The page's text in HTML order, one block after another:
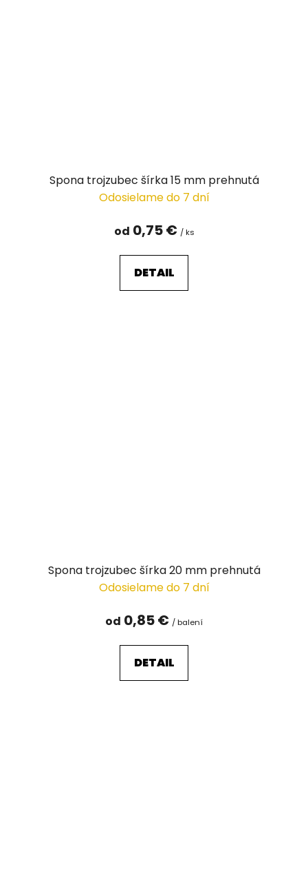
Spona trojzubec šírka 15 mm prehnutá
Odosielame do 7 dní
od 0,75 € / ks
DETAIL
Spona trojzubec šírka 20 mm prehnutá
Odosielame do 7 dní
od 0,85 € / balení
DETAIL